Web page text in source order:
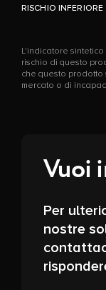
RISCHIO INFERIORE
L'indicatore
rischio di questo
che questo
mercato o di
Vuoi
Per
nostre